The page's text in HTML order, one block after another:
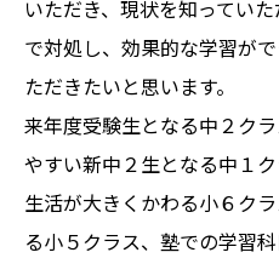
いただき、現状を知ってい
で対処し、効果的な学習が
ただきたいと思います。
来年度受験生となる中２ク
やすい新中２生となる中１
生活が大きくかわる小６ク
る小５クラス、塾での学習